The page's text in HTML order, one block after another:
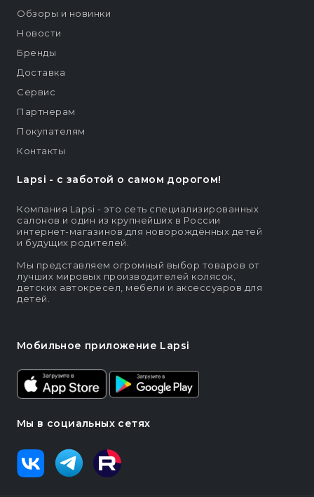
Lapsi - c заботой о самом дорогом!
Компания Lapsi - это сеть специализированных
салонов и один из крупнейших в России
интернет-магазинов для новорождённых детей
и будущих родителей.
Мы представляем огромный выбор товаров от
лучших мировых производителей колясок,
детских автокресел, мебели и аксессуаров для
детей.
Мобильное приложение Lapsi
Мы в социальных сетях
Обзоры и новинки
Новости
Бренды
Доставка
Сервис
Партнерам
Покупателям
Контакты